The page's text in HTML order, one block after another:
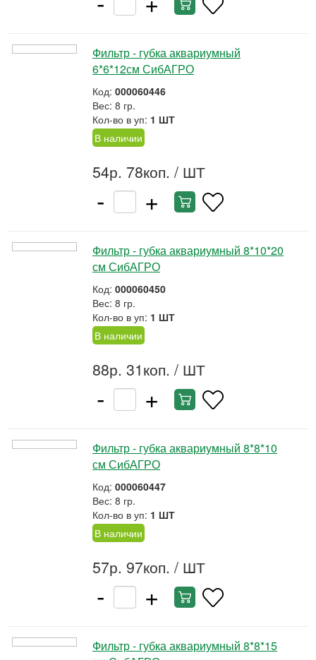
Фильтр - губка аквариумный
6*6*12см СибАГРО
Код: 000060446
Вес: 8 гр.
Кол-во в уп: 1 ШТ
В наличии
54р. 78коп. / ШТ
- +
Фильтр - губка аквариумный 8*10*20
см СибАГРО
Код: 000060450
Вес: 8 гр.
Кол-во в уп: 1 ШТ
В наличии
88р. 31коп. / ШТ
- +
Фильтр - губка аквариумный 8*8*10
см СибАГРО
Код: 000060447
Вес: 8 гр.
Кол-во в уп: 1 ШТ
В наличии
57р. 97коп. / ШТ
- +
Фильтр - губка аквариумный 8*8*15